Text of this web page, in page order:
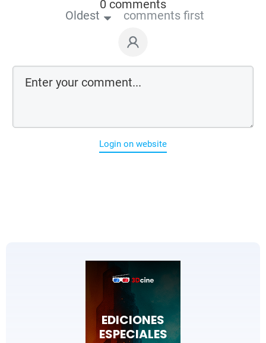
0 comments
Oldest comments first
Login on website
EDICIONES
ESPECIALES